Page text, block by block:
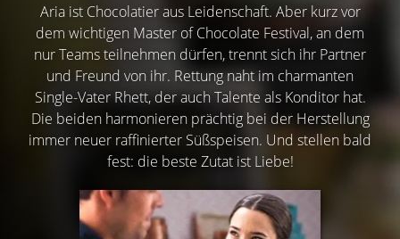
Aria ist Chocolatier aus Leidenschaft. Aber kurz vor
dem wichtigen Master of Chocolate Festival, an dem
nur Teams teilnehmen dürfen, trennt sich ihr Partner
und Freund von ihr. Rettung naht im charmanten
Single-Vater Rhett, der auch Talente als Konditor hat.
Die beiden harmonieren prächtig bei der Herstellung
immer neuer raffinierter Süßspeisen. Und stellen bald
fest: die beste Zutat ist Liebe!